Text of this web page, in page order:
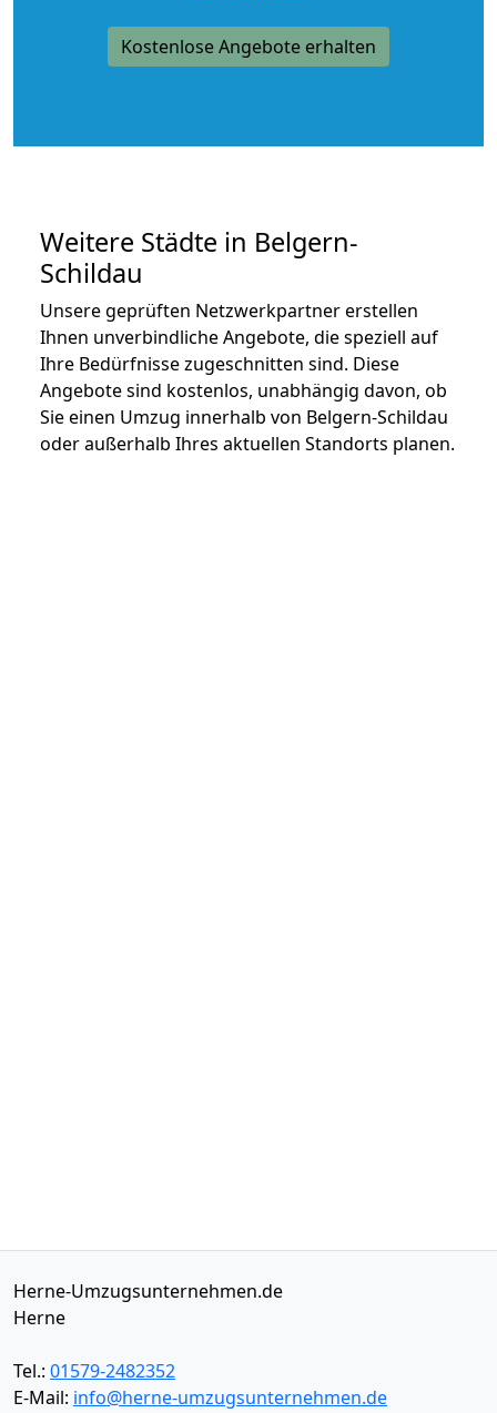
Kostenlose Angebote erhalten
Weitere Städte in Belgern-
Schildau
Unsere geprüften Netzwerkpartner erstellen
Ihnen unverbindliche Angebote, die speziell auf
Ihre Bedürfnisse zugeschnitten sind. Diese
Angebote sind kostenlos, unabhängig davon, ob
Sie einen Umzug innerhalb von Belgern-Schildau
oder außerhalb Ihres aktuellen Standorts planen.
Herne-Umzugsunternehmen.de
Herne
Tel.: 01579-2482352
E-Mail: info@herne-umzugsunternehmen.de